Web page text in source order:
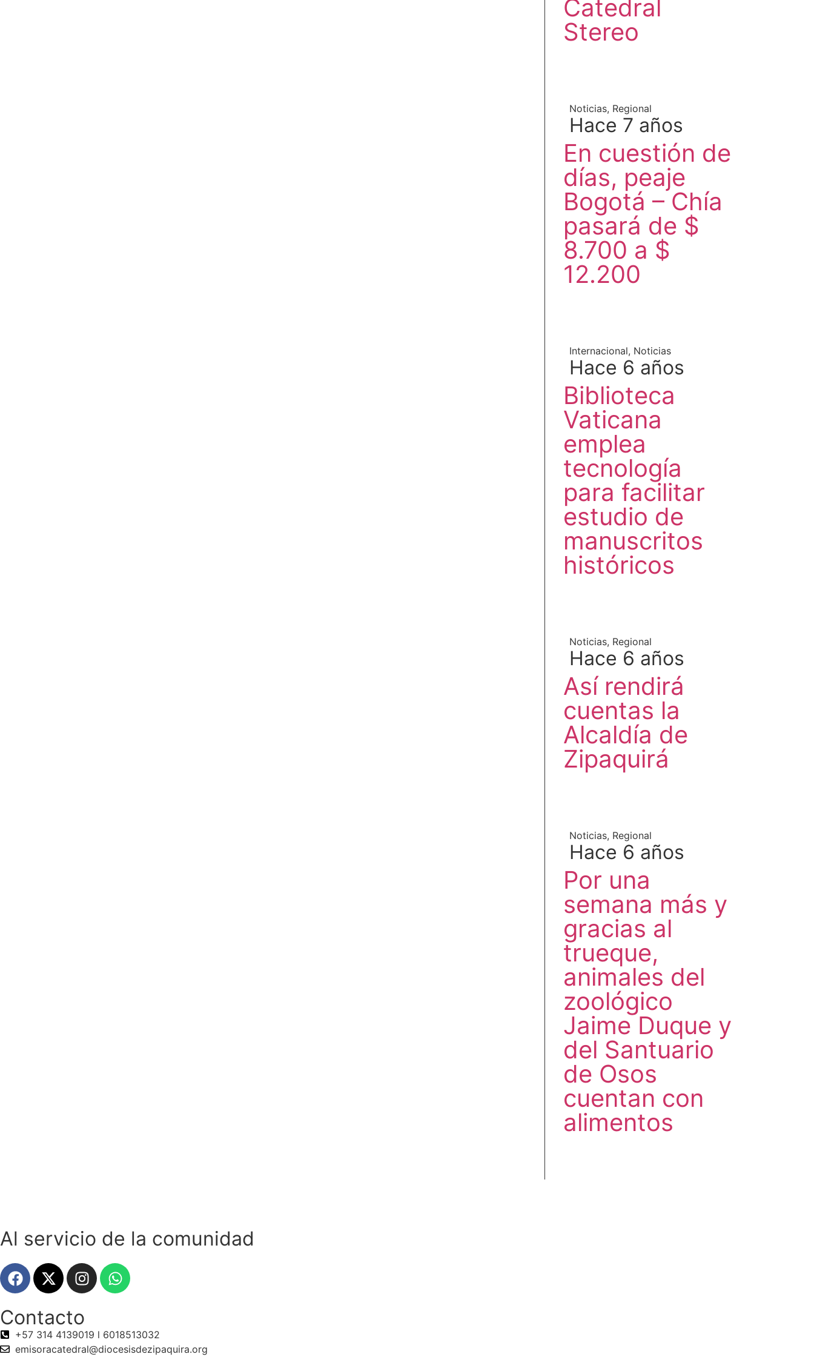
Catedral
Stereo
Noticias, Regional
Hace 7 años
En cuestión de
días, peaje
Bogotá – Chía
pasará de $
8.700 a $
12.200
Internacional, Noticias
Hace 6 años
Biblioteca
Vaticana
emplea
tecnología
para facilitar
estudio de
manuscritos
históricos
Noticias, Regional
Hace 6 años
Así rendirá
cuentas la
Alcaldía de
Zipaquirá
Noticias, Regional
Hace 6 años
Por una
semana más y
gracias al
trueque,
animales del
zoológico
Jaime Duque y
del Santuario
de Osos
cuentan con
alimentos
Al servicio de la comunidad
Contacto
+57 314 4139019 l 6018513032
emisoracatedral@diocesisdezipaquira.org